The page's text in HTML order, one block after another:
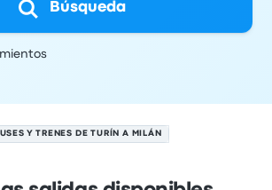
Búsqueda
Y TRENES DE TURÍN A MILÁN